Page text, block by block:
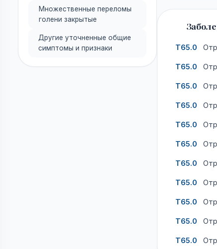
Множественные переломы
голени закрытые
Другие уточненные общие
симптомы и признаки
T65.0
T65.0
T65.0
T65.0
T65.0
T65.0
T65.0
T65.0
T65.0
T65.0
T65.0